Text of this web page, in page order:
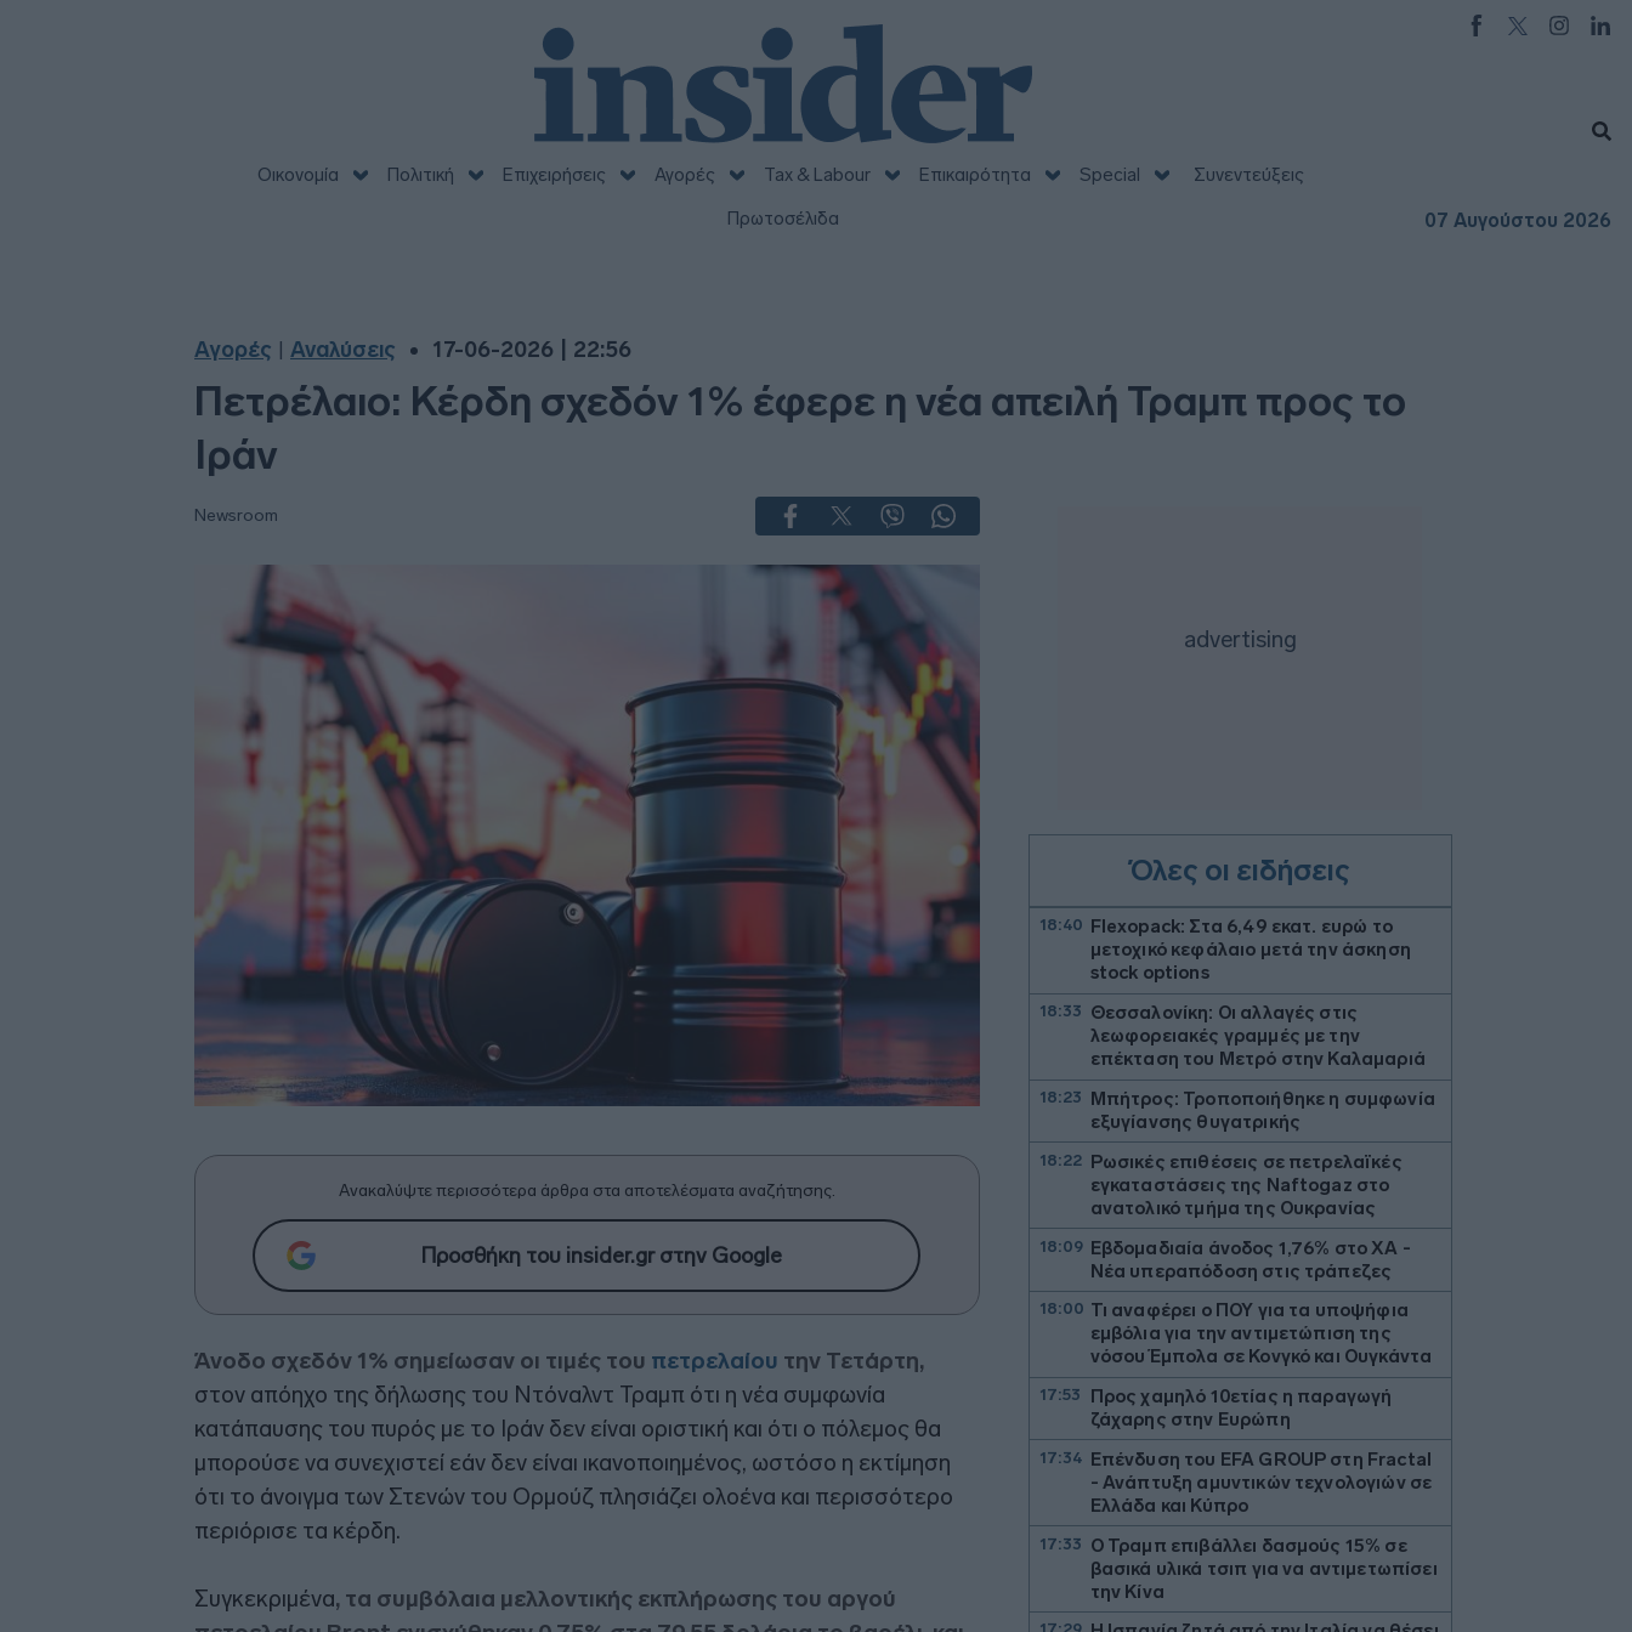
Οικονομία Πολιτική Επιχειρήσεις Αγορές Tax & Labour Επικαιρότητα Special
Συνεντεύξεις
Πρωτοσέλιδα
07 Αυγούστου 2026
Αγορές Αναλύσεις 17-06-2026 | 22:56
Πετρέλαιο: Κέρδη σχεδόν 1% έφερε η νέα απειλή Τραμπ προς το
Ιράν
Newsroom
Ανακαλύψτε περισσότερα άρθρα στα αποτελέσματα αναζήτησης.
Προσθήκη του insider.gr στην Google
Άνοδο σχεδόν 1% σημείωσαν οι τιμές του πετρελαίου την Τετάρτη,
στον απόηχο της δήλωσης του Ντόναλντ Τραμπ ότι η νέα συμφωνία
κατάπαυσης του πυρός με το Ιράν δεν είναι οριστική και ότι ο πόλεμος θα
μπορούσε να συνεχιστεί εάν δεν είναι ικανοποιημένος, ωστόσο η εκτίμηση
ότι το άνοιγμα των Στενών του Ορμούζ πλησιάζει ολοένα και περισσότερο
περιόρισε τα κέρδη.
Συγκεκριμένα, τα συμβόλαια μελλοντικής εκπλήρωσης του αργού
Όλες οι ειδήσεις
18:40
Flexopack: Στα 6,49 εκατ. ευρώ το
μετοχικό κεφάλαιο μετά την άσκηση
stock options
18:33 Θεσσαλονίκη: Οι αλλαγές στις
λεωφορειακές γραμμές με την
επέκταση του Μετρό στην Καλαμαριά
18:23 Μπήτρος: Τροποποιήθηκε η συμφωνία
εξυγίανσης θυγατρικής
18:22 Ρωσικές επιθέσεις σε πετρελαϊκές
εγκαταστάσεις της Naftogaz στο
ανατολικό τμήμα της Ουκρανίας
18:09 Εβδομαδιαία άνοδος 1,76% στο ΧΑ -
Νέα υπεραπόδοση στις τράπεζες
18:00 Τι αναφέρει ο ΠΟΥ για τα υποψήφια
εμβόλια για την αντιμετώπιση της
νόσου Έμπολα σε Κονγκό και Ουγκάντα
17:53
Προς χαμηλό 10ετίας η παραγωγή
ζάχαρης στην Ευρώπη
17:34 Επένδυση του EFA GROUP στη Fractal
- Ανάπτυξη αμυντικών τεχνολογιών σε
Ελλάδα και Κύπρο
17:33 Ο Τραμπ επιβάλλει δασμούς 15% σε
βασικά υλικά τσιπ για να αντιμετωπίσει
την Κίνα